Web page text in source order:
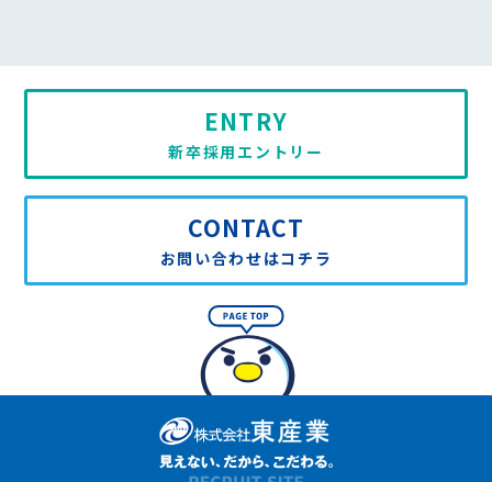
CONTACT
お問い合わせはコチラ
ENTRY
新卒採用エントリー